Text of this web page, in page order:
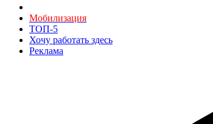
Мобилизация
ТОП-5
Хочу работать здесь
Реклама